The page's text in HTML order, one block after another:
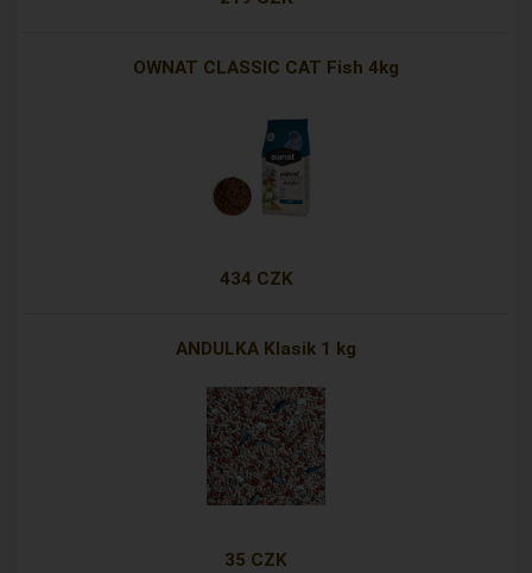
OWNAT CLASSIC CAT Fish 4kg
434 CZK
ANDULKA Klasik 1 kg
35 CZK